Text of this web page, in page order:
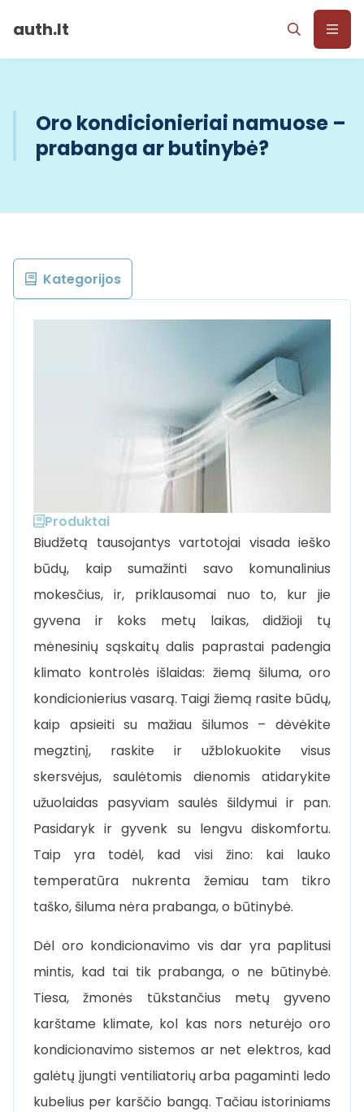
auth.lt
Oro kondicionieriai namuose –
prabanga ar butinybė?
Produktai
Biudžetą tausojantys vartotojai visada ieško
būdų, kaip sumažinti savo komunalinius
mokesčius, ir, priklausomai nuo to, kur jie
gyvena ir koks metų laikas, didžioji tų
mėnesinių sąskaitų dalis paprastai padengia
klimato kontrolės išlaidas: žiemą šiluma, oro
kondicionierius vasarą. Taigi žiemą rasite būdų,
kaip apsieiti su mažiau šilumos – dėvėkite
megztinį, raskite ir užblokuokite visus
skersvėjus, saulėtomis dienomis atidarykite
užuolaidas pasyviam saulės šildymui ir pan.
Pasidaryk ir gyvenk su lengvu diskomfortu.
Taip yra todėl, kad visi žino: kai lauko
temperatūra nukrenta žemiau tam tikro
taško, šiluma nėra prabanga, o būtinybė.
Dėl oro kondicionavimo vis dar yra paplitusi
mintis, kad tai tik prabanga, o ne būtinybė.
Tiesa, žmonės tūkstančius metų gyveno
karštame klimate, kol kas nors neturėjo oro
kondicionavimo sistemos ar net elektros, kad
galėtų įjungti ventiliatorių arba pagaminti ledo
kubelius per karščio bangą. Tačiau istoriniams
Kategorijos